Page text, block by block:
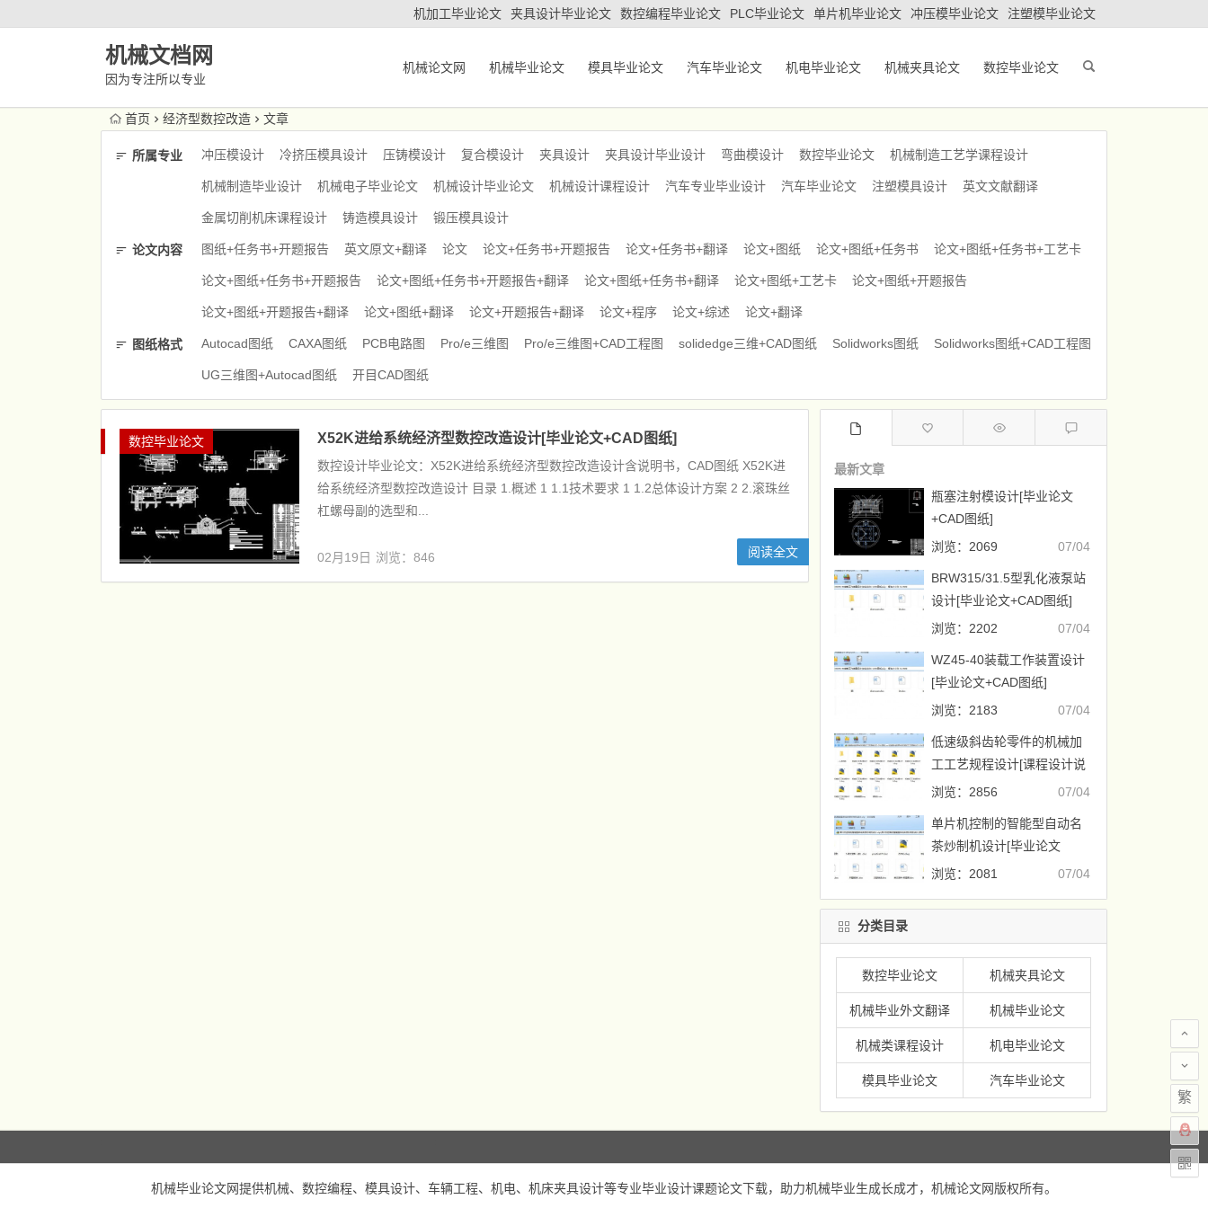
机加工毕业论文 夹具设计毕业论文 数控编程毕业论文 PLC毕业论文 单片机毕业论文 冲压模毕业论文 注塑模毕业论文
机械文档网
因为专注所以专业
机械论文网 机械毕业论文 模具毕业论文 汽车毕业论文 机电毕业论文 机械夹具论文 数控毕业论文
首页 经济型数控改造 文章
所属专业 冲压模设计 冷挤压模具设计 压铸模设计 复合模设计 夹具设计 夹具设计毕业设计 弯曲模设计 数控毕业论文 机械制造工艺学课程设计
机械制造毕业设计 机械电子毕业论文 机械设计毕业论文 机械设计课程设计 汽车专业毕业设计 汽车毕业论文 注塑模具设计 英文文献翻译
金属切削机床课程设计 铸造模具设计 锻压模具设计
论文内容 图纸+任务书+开题报告 英文原文+翻译 论文 论文+任务书+开题报告 论文+任务书+翻译 论文+图纸 论文+图纸+任务书 论文+图纸+任务书+工艺卡
论文+图纸+任务书+开题报告 论文+图纸+任务书+开题报告+翻译 论文+图纸+任务书+翻译 论文+图纸+工艺卡 论文+图纸+开题报告
论文+图纸+开题报告+翻译 论文+图纸+翻译 论文+开题报告+翻译 论文+程序 论文+综述 论文+翻译
图纸格式 Autocad图纸 CAXA图纸 PCB电路图 Pro/e三维图 Pro/e三维图+CAD工程图 solidedge三维+CAD图纸 Solidworks图纸 Solidworks图纸+CAD工程图
UG三维图+Autocad图纸 开目CAD图纸
数控毕业论文 X52K进给系统经济型数控改造设计[毕业论文+CAD图纸]
数控设计毕业论文：X52K进给系统经济型数控改造设计含说明书，CAD图纸 X52K进
给系统经济型数控改造设计 目录 1.概述 1 1.1技术要求 1 1.2总体设计方案 2 2.滚珠丝
杠螺母副的选型和...
02月19日 浏览：846 阅读全文
最新文章
瓶塞注射模设计[毕业论文
+CAD图纸]
07/04
浏览：2069
BRW315/31.5型乳化液泵站
设计[毕业论文+CAD图纸]
07/04
浏览：2202
WZ45-40装载工作装置设计
[毕业论文+CAD图纸]
07/04
浏览：2183
低速级斜齿轮零件的机械加
工工艺规程设计[课程设计说
明书+CAD图纸]
07/04
浏览：2856
单片机控制的智能型自动名
茶炒制机设计[毕业论文
+CAD图纸]
07/04
浏览：2081
分类目录
数控毕业论文 机械夹具论文
机械毕业外文翻译 机械毕业论文
机械类课程设计 机电毕业论文
模具毕业论文 汽车毕业论文
机械毕业论文网提供机械、数控编程、模具设计、车辆工程、机电、机床夹具设计等专业毕业设计课题论文下载，助力机械毕业生成长成才， 机械论文网版权所有。
繁